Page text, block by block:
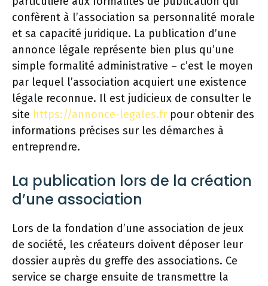
confèrent à l’association sa personnalité morale
et sa capacité juridique. La publication d’une
annonce légale représente bien plus qu’une
simple formalité administrative – c’est le moyen
par lequel l’association acquiert une existence
légale reconnue. Il est judicieux de consulter le
site https://annonce-legales.fr pour obtenir des
informations précises sur les démarches à
entreprendre.
La publication lors de la création
d’une association
Lors de la fondation d’une association de jeux
de société, les créateurs doivent déposer leur
dossier auprès du greffe des associations. Ce
service se charge ensuite de transmettre la